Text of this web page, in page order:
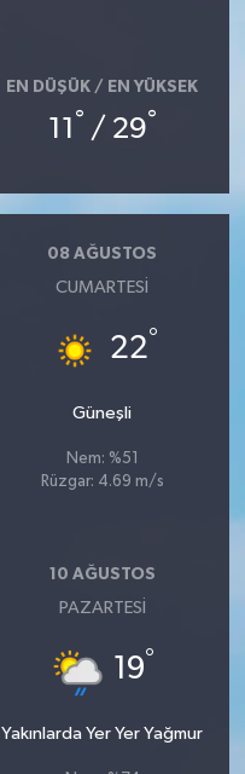
EN DÜŞÜK / EN YÜKSEK
11 ° / 29°
08 AĞUSTOS
CUMARTESI
22°
Güneşli
Nem: %51
Rüzgar: 4.69 m/s
10 AĞUSTOS
PAZARTESI
19°
Yakınlarda Yer Yer Yağmur